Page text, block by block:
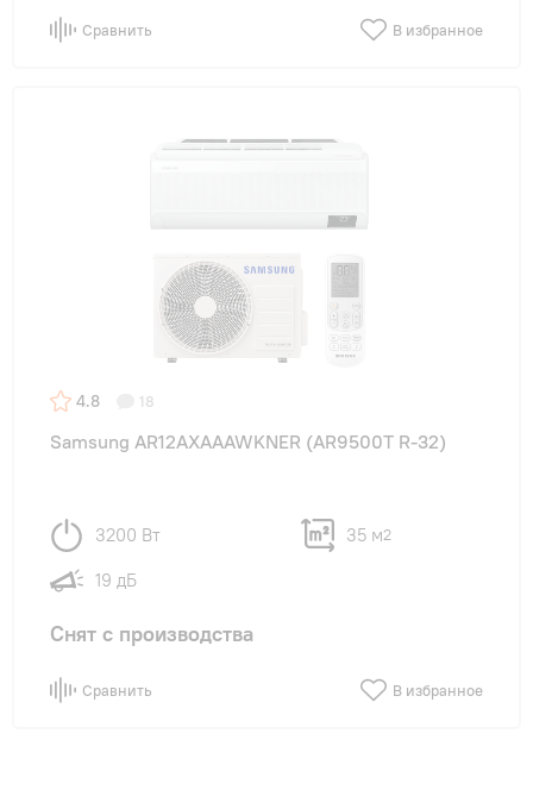
Сравнить В избранное
4.8 18
Samsung AR12AXAAAWKNER (AR9500T R-32)
3200 Вт 35 м2
19 дБ
Снят с производства
Сравнить В избранное